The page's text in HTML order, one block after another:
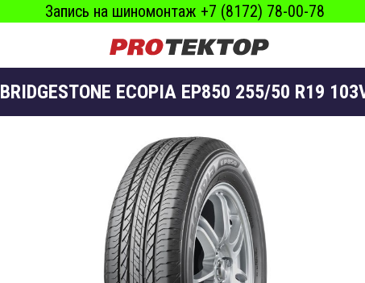
Запись на шиномонтаж +7 (8172) 78-00-78
BRIDGESTONE ECOPIA EP850 255/50 R19